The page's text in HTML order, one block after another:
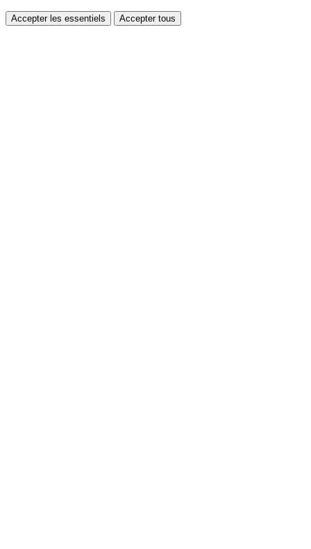
Accepter les essentiels Accepter tous